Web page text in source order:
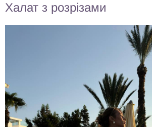
Халат з розрізами